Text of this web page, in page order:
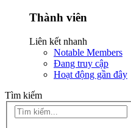
Thành viên
Liên kết nhanh
Notable Members
Đang truy cập
Hoạt động gần đây
Tìm kiếm